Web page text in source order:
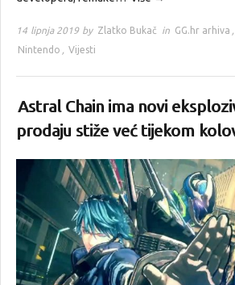
14 lipnja 2019 by Zlatko Bukač in GG.hr arhiva ,
Nintendo , Vijesti
Astral Chain ima novi
prodaju stiže već tijekom